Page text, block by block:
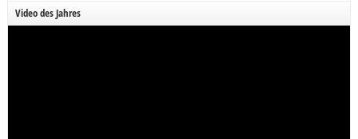
Video des Jahres